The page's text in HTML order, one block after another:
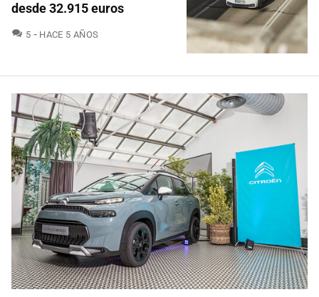
desde 32.915 euros
5 COMENTARIOS
HACE 5 AÑOS